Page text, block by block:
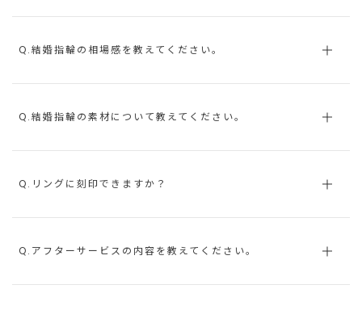
Q.結婚指輪の相場感を教えてください。
Q.結婚指輪の素材について教えてください。
Q.リングに刻印できますか？
Q.アフターサービスの内容を教えてください。